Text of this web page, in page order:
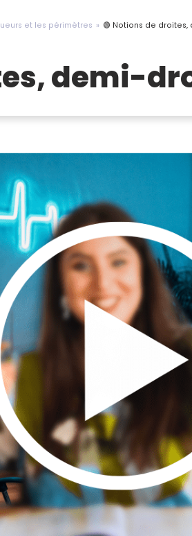
et les périmètres 🟢 Notions de
demi-